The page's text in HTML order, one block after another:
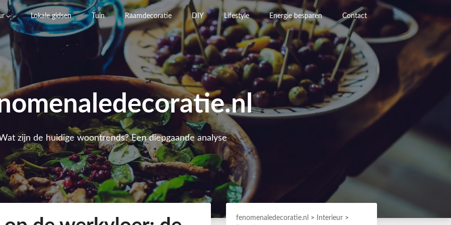
Lokale gidsen Tuin Raamdecoratie DIY Lifestyle Energie besparen Contact
zijn de huidige woontrends? Een diepgaande analyse
fenomenaledecoratie.nl > Interieur >